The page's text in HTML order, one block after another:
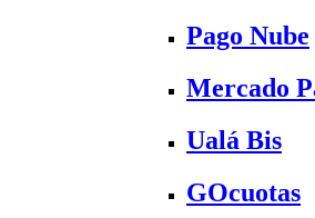
Pago Nube
Mercado
Ualá Bis
GOcuotas